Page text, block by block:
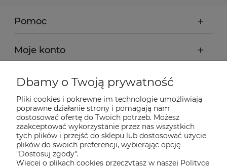
Pomoc
Moje konto
Płatności i dostawa
Informacje
O nas
Dbamy o Twoją prywatność
Pliki cookies i pokrewne im technologie umożliwiają
poprawne działanie strony i pomagają nam
dostosować ofertę do Twoich potrzeb. Możesz
zaakceptować wykorzystanie przez nas wszystkich
tych plików i przejść do sklepu lub dostosować użycie
plików do swoich preferencji, wybierając opcję
"Dostosuj zgody".
Więcej o plikach cookies przeczytasz w naszej Polityce